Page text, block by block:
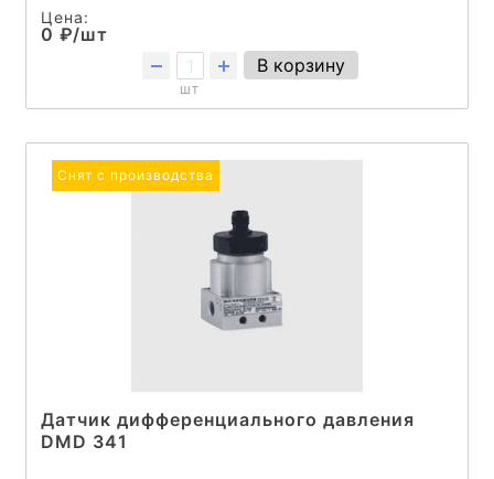
Цена:
0 ₽/шт
шт
В корзину
Снят с производства
Датчик дифференциального давления
DMD 341